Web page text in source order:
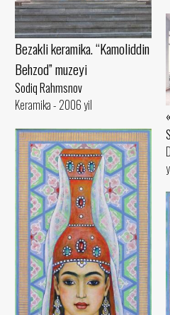
Bezakli keramika. “Kamoliddin
Behzod” muzeyi
Sodiq Rahmsnov
Keramika - 2006 yil